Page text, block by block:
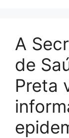
A
de
Preta